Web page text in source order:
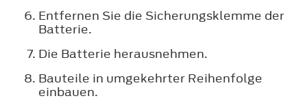
Entfernen Sie die Sicherungsklemme der
Batterie.
Die Batterie herausnehmen.
Bauteile in umgekehrter Reihenfolge
einbauen.